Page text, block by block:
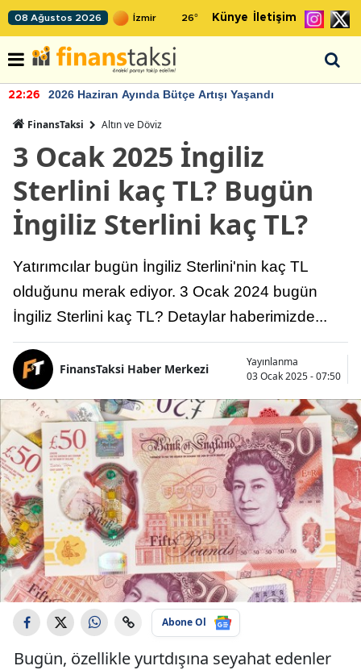
08 Ağustos 2026 26° Künye İletişim
22:26 2026 Haziran Ayında Bütçe Artışı Yaşandı
FinansTaksi Altın ve Döviz
3 Ocak 2025 İngiliz
Sterlini kaç TL? Bugün
İngiliz Sterlini kaç TL?
Yatırımcılar bugün İngiliz Sterlini'nin kaç TL
olduğunu merak ediyor. 3 Ocak 2024 bugün
İngiliz Sterlini kaç TL? Detaylar haberimizde...
FinansTaksi Haber Merkezi
Yayınlanma
03 Ocak 2025 - 07:50
Abone Ol
Bugün, özellikle yurtdışına seyahat edenler